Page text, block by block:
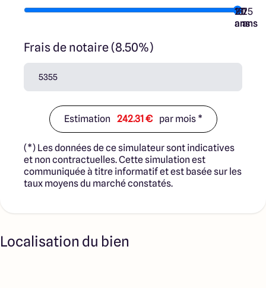
7
ans
10
ans
15
ans
20
ans
25
ans
Frais de notaire (8.50%)
Estimation 242.31 € par mois *
(*) Les données de ce simulateur sont indicatives
et non contractuelles. Cette simulation est
communiquée à titre informatif et est basée sur les
taux moyens du marché constatés.
Localisation du bien